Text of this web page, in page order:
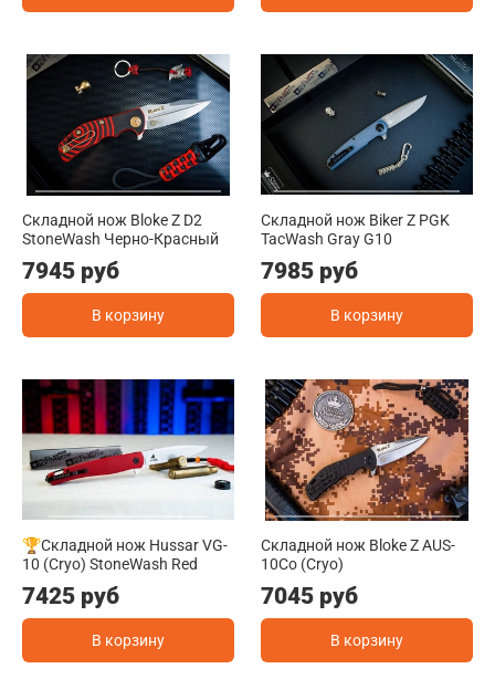
Складной нож Bloke Z D2
StoneWash Черно-Красный
7945 руб
В корзину
Складной нож Biker Z PGK
TacWash Gray G10
7985 руб
В корзину
🏆Складной нож Hussar VG-
10 (Cryo) StoneWash Red
7425 руб
В корзину
Складной нож Bloke Z AUS-
10Co (Cryo)
7045 руб
В корзину